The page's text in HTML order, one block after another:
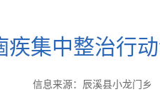
集中整治行
信息来源：辰溪县小龙门乡